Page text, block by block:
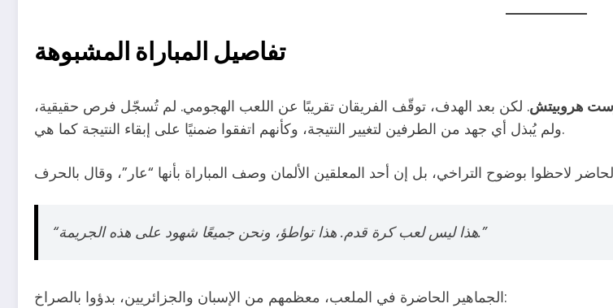
تفاصيل المباراة المشبوهة
هروبيتش. لكن بعد الهدف، توقّف الفريقان تقريبًا عن اللعب الهجومي. لم تُسجّل فرص حقيقية،
ولم يُبذل أي جهد من الطرفين لتغيير النتيجة، وكأنهم اتفقوا ضمنيًا على إبقاء النتيجة كما هي.
“هذا ليس لعب كرة قدم. هذا تواطؤ، ونحن جميعًا شهود على هذه الجريمة.”
الجماهير الحاضرة في الملعب، معظمهم من الإسبان والجزائريين، بدؤوا بالصراخ: